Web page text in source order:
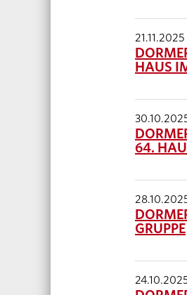
21.11.2025
HAUS
64.
GRUPPE